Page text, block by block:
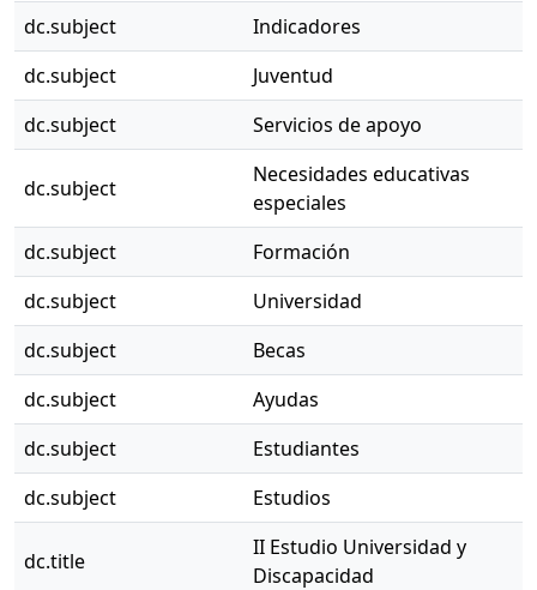
dc.subject
Indicadores
dc.subject
Juventud
dc.subject
Servicios de apoyo
dc.subject
Necesidades educativas
especiales
dc.subject
Formación
dc.subject
Universidad
dc.subject
Becas
dc.subject
Ayudas
dc.subject
Estudiantes
dc.subject
Estudios
dc.title
II Estudio Universidad y
Discapacidad